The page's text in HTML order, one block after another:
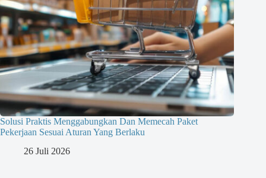
Solusi Praktis Menggabungkan Dan Memecah Paket
Pekerjaan Sesuai Aturan Yang Berlaku
26 Juli 2026